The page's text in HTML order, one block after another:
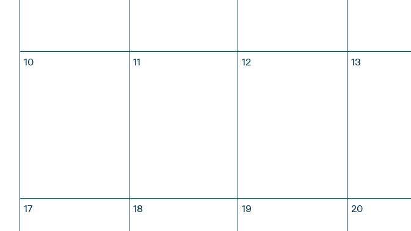
10 11 12 13
17 18 19 20